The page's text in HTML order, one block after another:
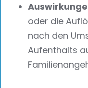
oder die
nach den
Aufenthalts